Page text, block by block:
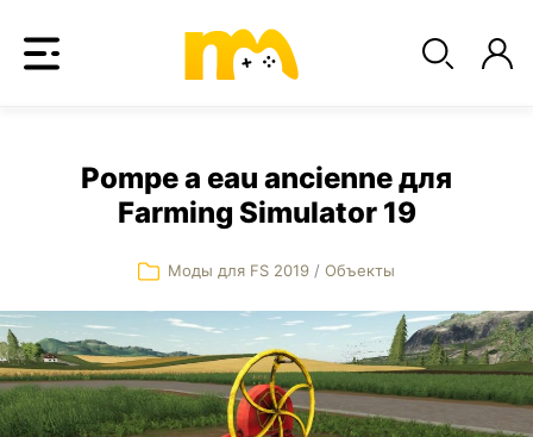
Pompe a eau ancienne для
Farming Simulator 19
Моды для FS 2019 / Объекты